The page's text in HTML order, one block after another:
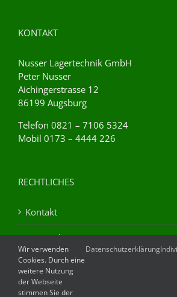
KONTAKT
Nusser Lagertechnik GmbH
Peter Nusser
Aichingerstrasse 12
86199 Augsburg
Telefon 0821 – 7106 5324
Mobil 0173 – 4444 226
RECHTLICHES
Kontakt
Datenschutz
Impressum
AGB
Wir verwenden
Cookies. Durch eine
weitere Nutzung
der Webseite
stimmen Sie der
Datenschutzerklärung